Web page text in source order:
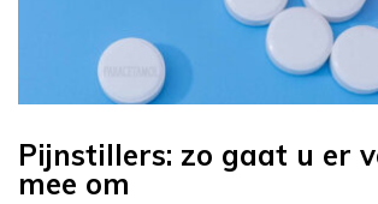
Pijnstillers: zo gaat u er
mee om